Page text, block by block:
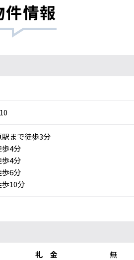
件情報
まで徒歩3分
4分
4分
6分
10分
礼 金 無